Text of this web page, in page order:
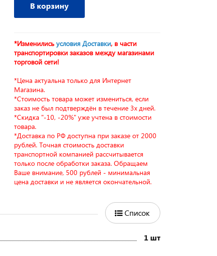
В корзину
*Изменилисьусловия Доставки, в части
транспортировки заказов между магазинами
торговой сети!
*Цена актуальна только для Интернет
Магазина.
*Стоимость товара может измениться, если
заказ не был подтверждён в течение 3х дней.
*Скидка "-10, -20%" уже учтена в стоимости
товара.
*Доставка по РФ доступна при заказе от 2000
рублей. Точная стоимость доставки
транспортной компанией рассчитывается
только после обработки заказа. Обращаем
Ваше внимание, 500 рублей - минимальная
цена доставки и не является окончательной.
Список
1 шт